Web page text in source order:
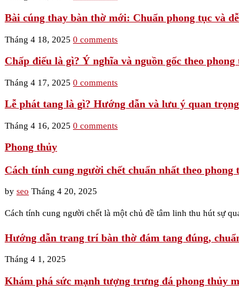
Bài cúng thay bàn thờ mới: Chuẩn phong tục và
Tháng 4 18, 2025 0 comments
Chấp điếu là gì? Ý nghĩa và nguồn gốc theo phong
Tháng 4 17, 2025 0 comments
Lễ phát tang là gì? Hướng dẫn và lưu ý quan trọng
Tháng 4 16, 2025 0 comments
Phong thủy
Cách tính cung người chết chuẩn nhất theo phong
by seo Tháng 4 20, 2025
Cách tính cung người chết là một chủ đề tâm linh thu hút sự
Hướng dẫn trang trí bàn thờ đám tang đúng,
Tháng 4 1, 2025
Khám phá sức mạnh tượng trưng đá phong thủy